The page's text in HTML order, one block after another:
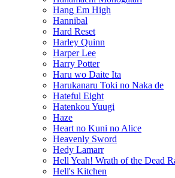
Hang Em High
Hannibal
Hard Reset
Harley Quinn
Harper Lee
Harry Potter
Haru wo Daite Ita
Harukanaru Toki no Naka de
Hateful Eight
Hatenkou Yuugi
Haze
Heart no Kuni no Alice
Heavenly Sword
Hedy Lamarr
Hell Yeah! Wrath of the Dead
Hell's Kitchen